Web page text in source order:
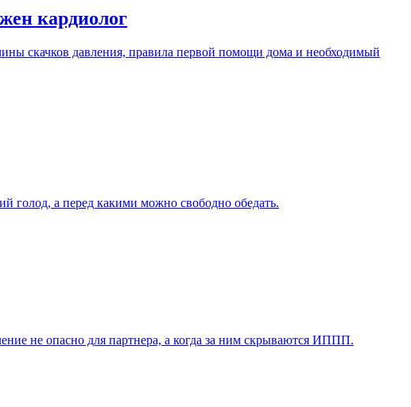
кардиолог
скачков давления, правила первой помощи дома и необходимый
голод, а перед какими можно свободно обедать.
не опасно для партнера, а когда за ним скрываются ИППП.